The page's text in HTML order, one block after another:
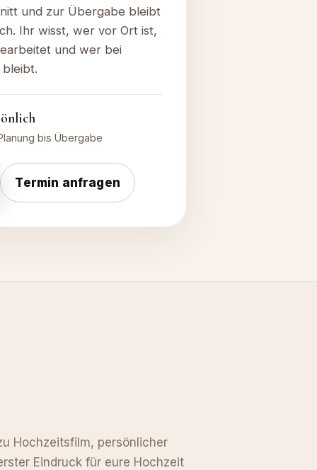
und zur Übergabe bleibt
Ihr wisst, wer vor Ort ist,
und wer bei
bis Übergabe
Termin anfragen
Hochzeitsfilm, persönlicher
Eindruck für eure Hochzeit